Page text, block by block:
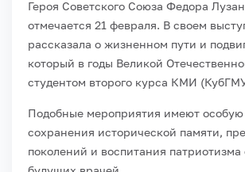
Героя Советского Союза Федора
отмечается 21 февраля. В своем
рассказала о жизненном пути и
который в годы Великой
студентом второго курса КМИ
Подобные мероприятия имеют особую
сохранения исторической памяти,
поколений и воспитания патриотизма